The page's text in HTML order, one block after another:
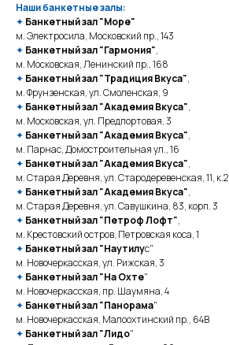
Наши банкетные залы:
✦ Банкетный зал "Море"
м. Электросила, Московский пр., 143
✦ Банкетный зал "Гармония",
м. Московская, Ленинский пр., 168
✦ Банкетный зал "Традиция Вкуса",
м. Фрунзенская, ул. Смоленская, 9
✦ Банкетный зал "Академия Вкуса",
м. Московская, ул. Предпортовая, 3
✦ Банкетный зал "Академия Вкуса",
м. Парнас, Домостроительная ул., 16
✦ Банкетный зал "Академия Вкуса",
м. Старая Деревня, ул. Стародеревенская, 11, к.2
✦ Банкетный зал "Академия Вкуса",
м. Старая Деревня, ул. Савушкина, 83, корп. 3
✦ Банкетный зал "Петроф Лофт",
м. Крестовский остров, Петровская коса, 1
✦ Банкетный зал "Наутилус"
м. Новочеркасская, ул. Рижская, 3
✦ Банкетный зал "На Охте"
м. Новочеркасская, пр. Шаумяна, 4
✦ Банкетный зал "Панорама"
м. Новочеркасская, Малоохтинский пр., 64В
✦ Банкетный зал "Лидо"